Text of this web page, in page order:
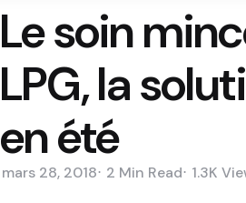
Le soin
LPG, la
en été
mars 28, 2018 2 Min Read 1.3K